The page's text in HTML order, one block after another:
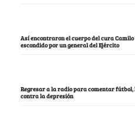
Así encontraron el cuerpo del cura Camilo
escondido por un general del Ejército
Regresar a la radio para comentar
contra la depresión